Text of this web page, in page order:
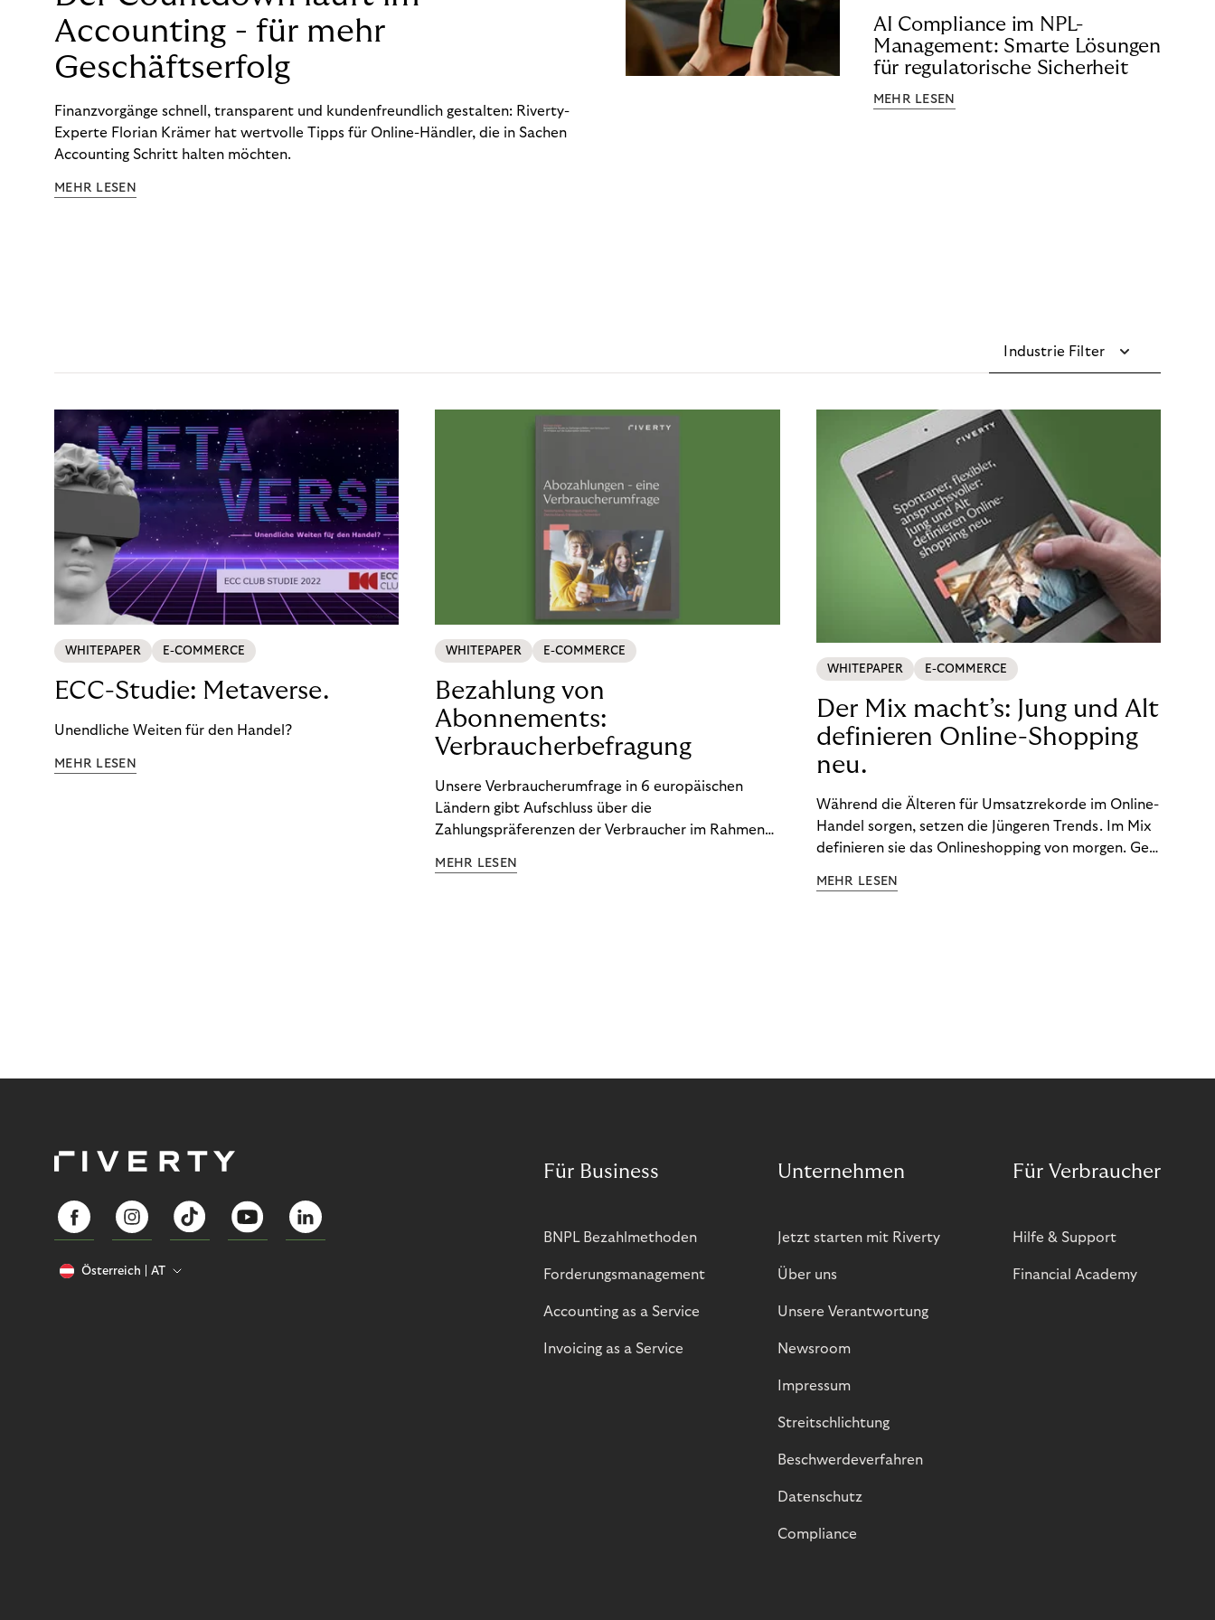
Accounting - für mehr
Geschäftserfolg
Finanzvorgänge schnell, transparent und kundenfreundlich gestalten: Riverty-
Experte Florian Krämer hat wertvolle Tipps für Online-Händler, die in Sachen
Accounting Schritt halten möchten.
MEHR LESEN
AI Compliance im NPL-
Management: Smarte Lösungen
für regulatorische Sicherheit
MEHR LESEN
Industrie Filter
WHITEPAPER E-COMMERCE
ECC-Studie: Metaverse.
Unendliche Weiten für den Handel?
MEHR LESEN
WHITEPAPER E-COMMERCE
Bezahlung von
Abonnements:
Verbraucherbefragung
Unsere Verbraucherumfrage in 6 europäischen
Ländern gibt Aufschluss über die
Zahlungspräferenzen der Verbraucher im Rahmen
Ergebnisse, um zu erfahren, wie Sie
MEHR LESEN
WHITEPAPER E-COMMERCE
Der Mix macht’s: Jung und Alt
definieren Online-Shopping
neu.
Während die Älteren für Umsatzrekorde im Online-
Handel sorgen, setzen die Jüngeren Trends. Im Mix
definieren sie das Onlineshopping von morgen. Gen
gemeinsame Leidenschaft - allerdings
MEHR LESEN
Österreich AT
Für Business
BNPL Bezahlmethoden
Forderungsmanagement
Accounting as a Service
Invoicing as a Service
Unternehmen
Jetzt starten mit Riverty
Über uns
Unsere Verantwortung
Newsroom
Impressum
Streitschlichtung
Beschwerdeverfahren
Datenschutz
Compliance
Für Verbraucher
Hilfe & Support
Financial Academy